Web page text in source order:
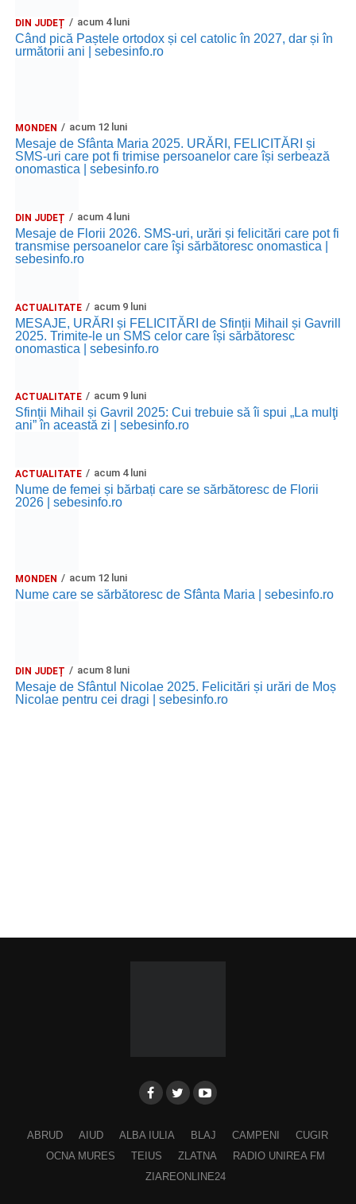
DIN JUDEȚ acum 4 luni
Când pică Paștele ortodox și cel catolic în 2027, dar și în
următorii ani | sebesinfo.ro
MONDEN acum 12 luni
Mesaje de Sfânta Maria 2025. URĂRI, FELICITĂRI și
SMS-uri care pot fi trimise persoanelor care își serbează
onomastica | sebesinfo.ro
DIN JUDEȚ acum 4 luni
Mesaje de Florii 2026. SMS-uri, urări și felicitări care pot fi
transmise persoanelor care îşi sărbătoresc onomastica |
sebesinfo.ro
ACTUALITATE acum 9 luni
MESAJE, URĂRI și FELICITĂRI de Sfinții Mihail și Gavrill
2025. Trimite-le un SMS celor care își sărbătoresc
onomastica | sebesinfo.ro
ACTUALITATE acum 9 luni
Sfinții Mihail și Gavril 2025: Cui trebuie să îi spui „La mulţi
ani” în această zi | sebesinfo.ro
ACTUALITATE acum 4 luni
Nume de femei și bărbați care se sărbătoresc de Florii
2026 | sebesinfo.ro
MONDEN acum 12 luni
Nume care se sărbătoresc de Sfânta Maria | sebesinfo.ro
DIN JUDEȚ acum 8 luni
Mesaje de Sfântul Nicolae 2025. Felicitări și urări de Moș
Nicolae pentru cei dragi | sebesinfo.ro
ABRUD AIUD ALBA IULIA BLAJ CAMPENI
CUGIR
OCNA MURES
TEIUS ZLATNA
RADIO UNIREA FM
ZIAREONLINE24